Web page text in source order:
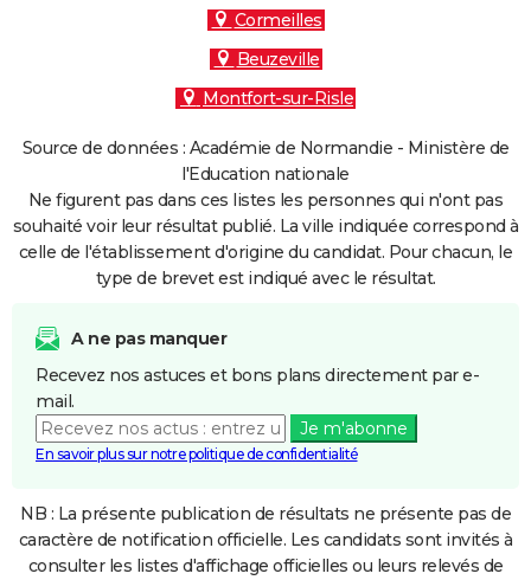
Cormeilles
Beuzeville
Montfort-sur-Risle
Source de données : Académie de Normandie - Ministère de
l'Education nationale
Ne figurent pas dans ces listes les personnes qui n'ont pas
souhaité voir leur résultat publié. La ville indiquée correspond à
celle de l'établissement d'origine du candidat. Pour chacun, le
type de brevet est indiqué avec le résultat.
A ne pas manquer
Recevez nos astuces et bons plans directement par e-
mail.
Je m'abonne
En savoir plus sur notre politique de confidentialité
NB : La présente publication de résultats ne présente pas de
caractère de notification officielle. Les candidats sont invités à
consulter les listes d'affichage officielles ou leurs relevés de